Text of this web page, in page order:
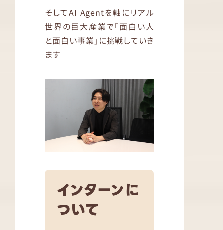
そしてAI Agentを軸にリアル
世界の巨大産業で「面白い人
と面白い事業」に挑戦していき
ます
インターンに
ついて